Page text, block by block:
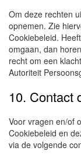
Om deze rechten
opnemen. Zie
Cookiebeleid.
omgaan, dan
recht om een
Autoriteit
10. Contact
Voor vragen en/of
Cookiebeleid en
via de volgende